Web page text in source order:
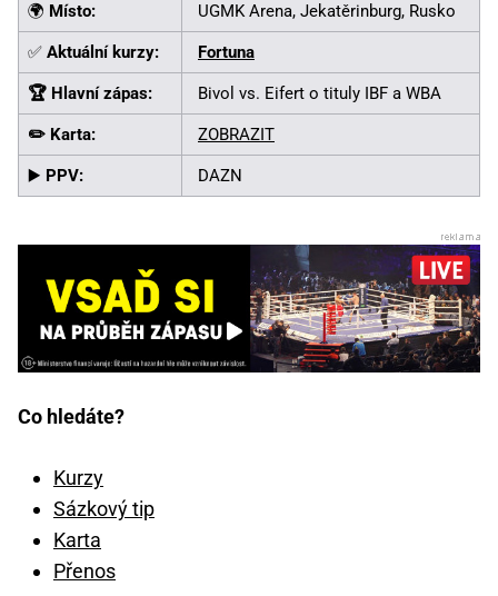
🌍 Místo: UGMK Arena, Jekatěrinburg, Rusko
✅ Aktuální kurzy: Fortuna
🏆 Hlavní zápas: Bivol vs. Eifert o tituly IBF a WBA
✏️ Karta: ZOBRAZIT
▶️ PPV: DAZN
Co hledáte?
Kurzy
Sázkový tip
Karta
Přenos